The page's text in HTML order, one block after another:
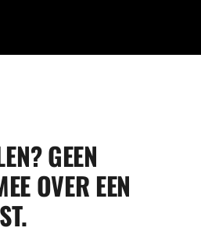
GEEN
OVER EEN